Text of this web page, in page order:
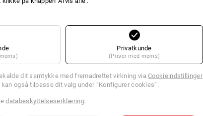
Privatkunde
(Priser med moms)
dit samtykke med fremadrettet virkning viaCookieindstillinger
også tilpasse dit valg under ”Konfigurer cookies”.
databeskyttelseserklæring.